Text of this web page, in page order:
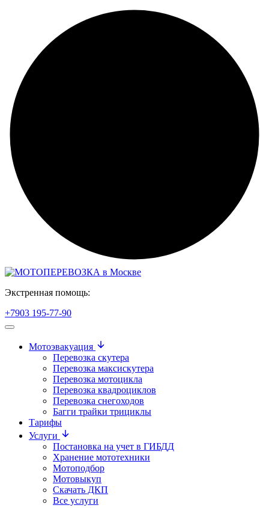
Экстренная помощь:
+7903 195-77-90
Мотоэвакуация
Перевозка скутера
Перевозка максискутера
Перевозка мотоцикла
Перевозка квадроциклов
Перевозка снегоходов
Багги трайки трициклы
Тарифы
Услуги
Постановка на учет в ГИБДД
Хранение мототехники
Мотоподбор
Мотовыкуп
Скачать ДКП
Все услуги